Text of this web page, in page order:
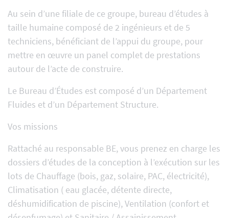
Au sein d’une filiale de ce groupe, bureau d’études à
taille humaine composé de 2 ingénieurs et de 5
techniciens, bénéficiant de l’appui du groupe, pour
mettre en œuvre un panel complet de prestations
autour de l’acte de construire.
Le Bureau d’Études est composé d’un Département
Fluides et d’un Département Structure.
Vos missions
Rattaché au responsable BE, vous prenez en charge les
dossiers d’études de la conception à l’exécution sur les
lots de Chauffage (bois, gaz, solaire, PAC, électricité),
Climatisation ( eau glacée, détente directe,
déshumidification de piscine), Ventilation (confort et